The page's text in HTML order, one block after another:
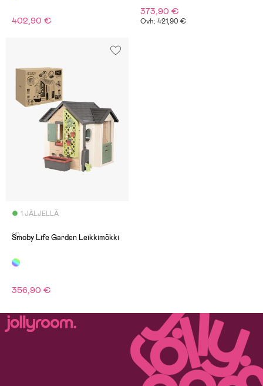
402,90 €
373,90 €
Ovh: 421,90 €
1 JÄLJELLÄ
(1)
Smoby Life Garden Leikkimökki
356,90 €